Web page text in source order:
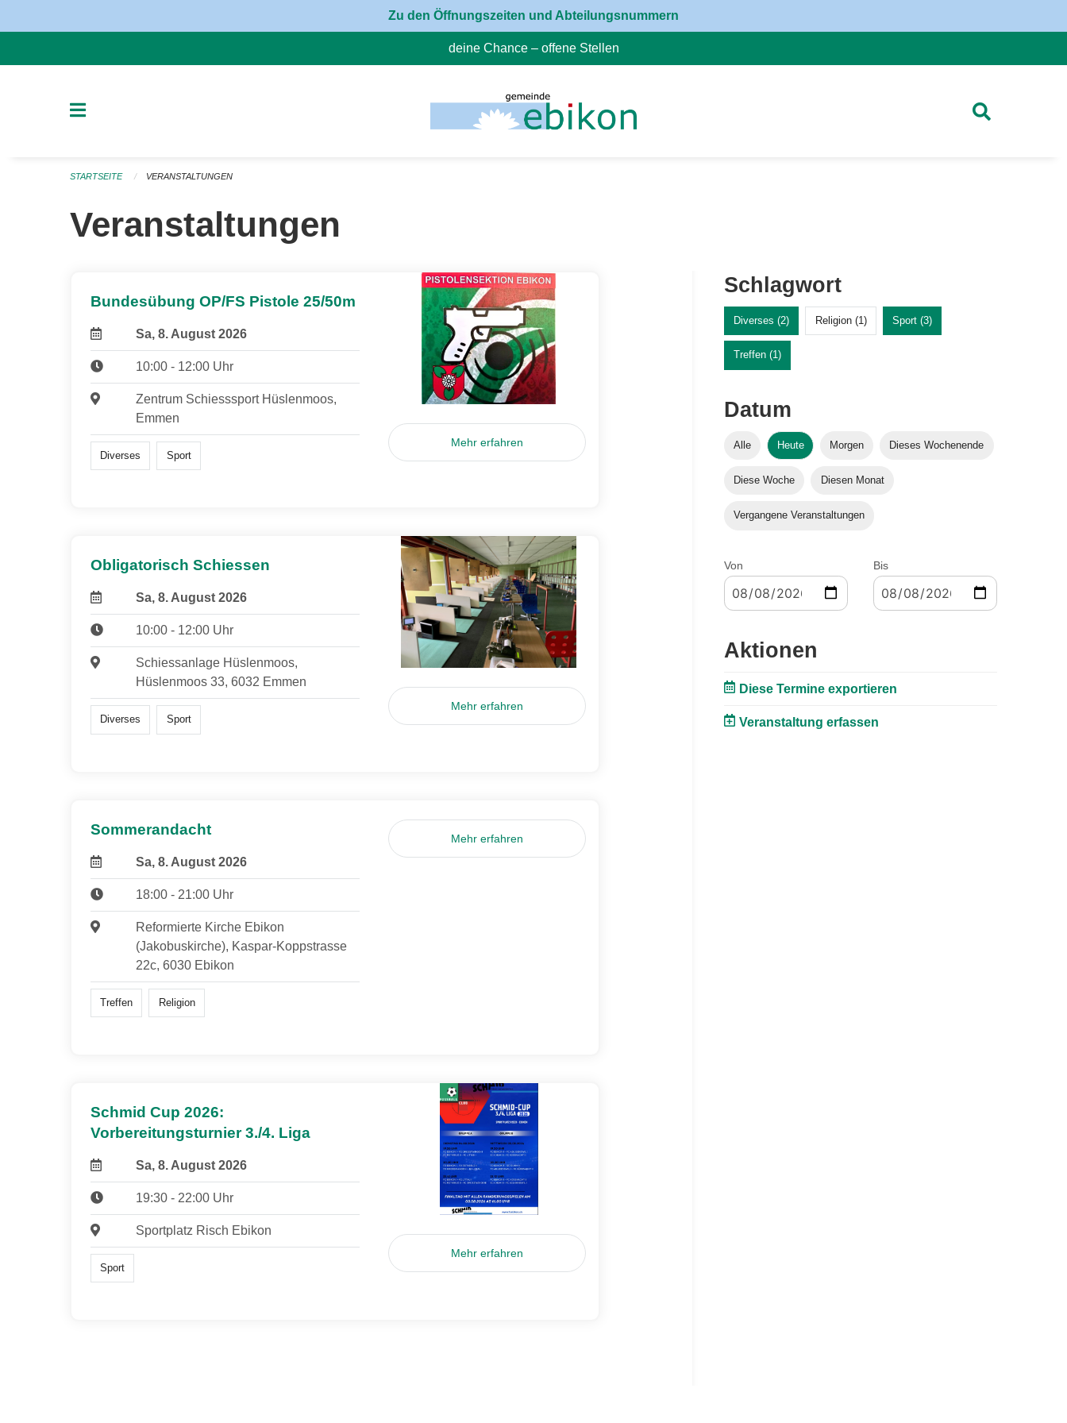
Zu den Öffnungszeiten und Abteilungsnummern
deine Chance – offene Stellen
STARTSEITE VERANSTALTUNGEN
Veranstaltungen
Bundesübung OP/FS Pistole 25/50m
Sa, 8. August 2026
10:00 - 12:00 Uhr
Zentrum Schiesssport Hüslenmoos,
Emmen
Diverses Sport
Mehr erfahren
Obligatorisch Schiessen
Sa, 8. August 2026
10:00 - 12:00 Uhr
Schiessanlage Hüslenmoos,
Hüslenmoos 33, 6032 Emmen
Diverses Sport
Mehr erfahren
Sommerandacht
Sa, 8. August 2026
18:00 - 21:00 Uhr
Reformierte Kirche Ebikon
(Jakobuskirche), Kaspar-Koppstrasse
22c, 6030 Ebikon
Treffen Religion
Mehr erfahren
Schmid Cup 2026:
Vorbereitungsturnier 3./4. Liga
Sa, 8. August 2026
19:30 - 22:00 Uhr
Sportplatz Risch Ebikon
Sport
Mehr erfahren
Schlagwort
Diverses (2) Religion (1) Sport (3)
Treffen (1)
Datum
Alle Heute Morgen Dieses Wochenende
Diese Woche Diesen Monat
Vergangene Veranstaltungen
Von Bis
Aktionen
Diese Termine exportieren
Veranstaltung erfassen